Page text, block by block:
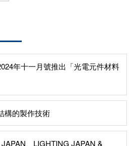
年十一月號推出「光電元件材料
構的製作技術
、LIGHTING JAPAN &